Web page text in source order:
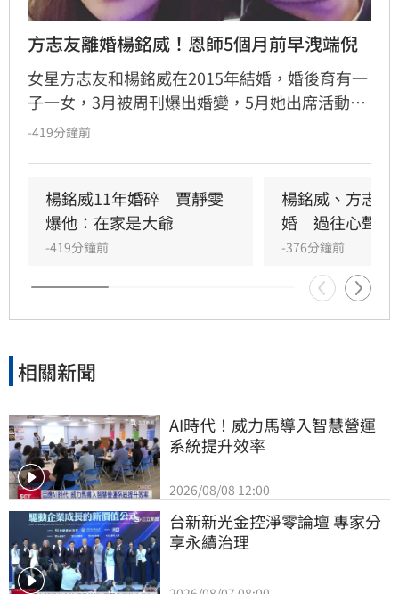
方志友離婚楊銘威！恩師5個月前早洩端倪
女星方志友和楊銘威在2015年結婚，婚後育有一
子一女，3月被周刊爆出婚變，5月她出席活動時
還表示「一切如常」，沒想到夫妻倆雙雙在今
此事時的回應疑似藏有端倪。宋亭誼報導
-419分鐘前
楊銘威11年婚碎　賈靜雯
爆他：在家是大爺
-419分鐘前
楊銘威、方志友
婚　過往心聲被
-376分鐘前
相關新聞
AI時代！威力馬導入智慧營運
系統提升效率
2026/08/08 12:00
台新新光金控淨零論壇 專家分
享永續治理